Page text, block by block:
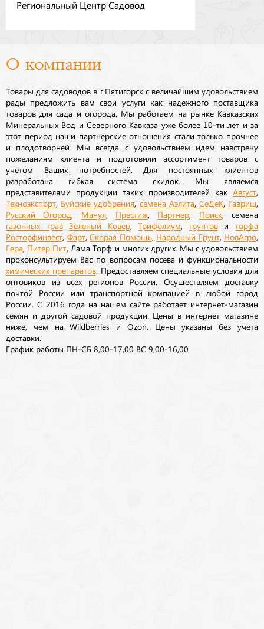
Региональный Центр Садовод
О компании
Товары для садоводов в г.Пятигорск с величайшим удовольствием
рады предложить вам свои услуги как надежного поставщика
товаров для сада и огорода. Мы работаем на рынке Кавказских
Минеральных Вод и Северного Кавказа уже более 10-ти лет и за
этот период наши партнерские отношения стали только прочнее
и плодотворней. Мы всегда с удовольствием идем навстречу
пожеланиям клиента и подготовили ассортимент товаров с
учетом Ваших потребностей. Для постоянных клиентов
разработана гибкая система скидок. Мы являемся
представителями продукции таких производителей как Август
Техноэкспорт Буйские удобрения семена Аэлита, СеДеК, Гавриш
Русский Огород Манул, Престиж Партнер Поиск, семена
газонных трав Зеленый Ковер,Трифолиум грунтовиторфа
Росторфинвест Фарт, Скорая Помощь Народный Грунт, НовАгро
Гера Питер Пит , Лама Торф и многих других. Мы с удовольствием
проконсультируем Вас по вопросам посева и функциональности
химических препаратов. Предоставляем специальные условия для
оптовиков из всех регионов России. Осуществляем доставку
почтой России или транспортной компанией в любой город
России. С 2016 года на нашем сайте работает интернет-магазин
семян и другой садовой продукции. Цены в интернет магазине
ниже, чем на Wildberries и Ozon. Цены указаны без учета
доставки.
График работы ПН-СБ 8,00-17,00 ВС 9,00-16,00